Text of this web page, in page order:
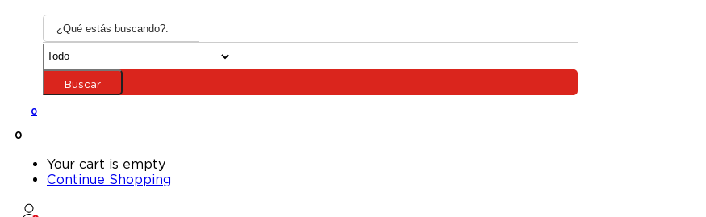
Buscar
0
0
Your cart is empty
Continue Shopping